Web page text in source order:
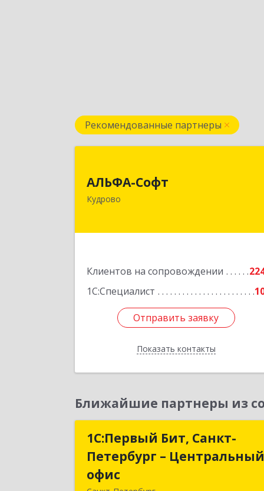
Рекомендованные партнеры
АЛЬФА-Софт
Кудрово
Клиентов на сопровождении
1С:Специалист
Отправить заявку
Показать контакты
188692, Ленинградская обл,
Всеволожский м.р-н, г.п.Заневское,
Отправить заявку
Назад
Ближайшие партнеры из
1С:Первый Бит, Санкт-
Петербург – Центральный
офис
1С:Первый Бит, Санкт-
Петербург – Центральный